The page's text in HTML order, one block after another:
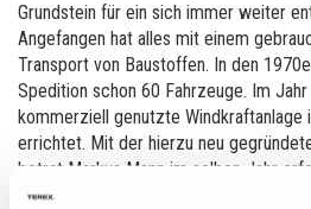
Grundstein für ein sich immer weiter
Angefangen hat alles mit einem
Transport von Baustoffen. In den
Spedition schon 60 Fahrzeuge. Im
kommerziell genutzte Windkraftanlage
errichtet. Mit der hierzu neu
betrat Markus Mann im selben Jahr
der erneuerbaren Energien. Schon